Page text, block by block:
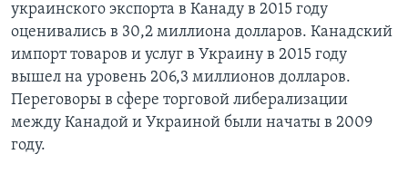
украинского экспорта в Канаду в 2015 году
оценивались в 30,2 миллиона долларов. Канадский
импорт товаров и услуг в Украину в 2015 году
вышел на уровень 206,3 миллионов долларов.
Переговоры в сфере торговой либерализации
между Канадой и Украиной были начаты в 2009
году.